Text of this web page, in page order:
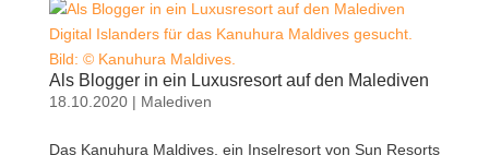
Digital Islanders für das Kanuhura Maldives gesucht.
Bild: © Kanuhura Maldives.
Als Blogger in ein Luxusresort auf den Malediven
18.10.2020| Malediven
Das Kanuhura Maldives, ein Inselresort von Sun Resorts